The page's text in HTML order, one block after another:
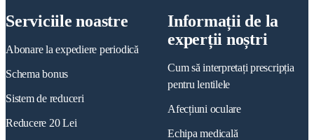
Serviciile noastre
Abonare la expediere periodică
Schema bonus
Sistem de reduceri
Reducere 20 Lei
Informații de la
experții noștri
Cum să interpretați prescripția
pentru lentilele
Afecțiuni oculare
Echipa medicală